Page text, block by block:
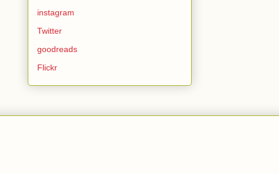
instagram
Twitter
goodreads
Flickr